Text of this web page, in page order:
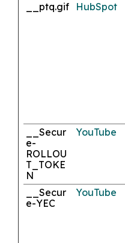
__ptq.gif HubSpot
__Secur
e-
ROLLOU
T_TOKE
N
YouTube
__Secur
e-YEC
YouTube